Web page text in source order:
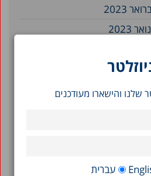
שלנו והישארו מעודכנים
עברית
2023
2023
2022
2022
2022